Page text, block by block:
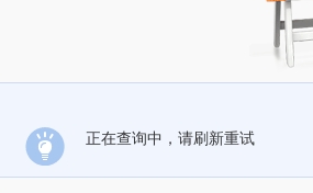
正在查询中，请刷新重试